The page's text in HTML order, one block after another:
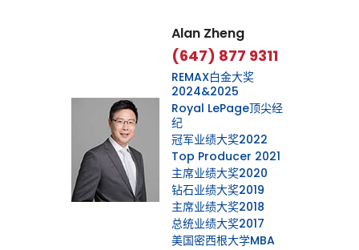
Alan Zheng
(647) 877 9311
REMAX白金大奖
2024&2025
Royal LePage顶尖经
纪
冠军业绩大奖2022
Top Producer 2021
主席业绩大奖2020
钻石业绩大奖2019
主席业绩大奖2018
总统业绩大奖2017
美国密西根大学MBA